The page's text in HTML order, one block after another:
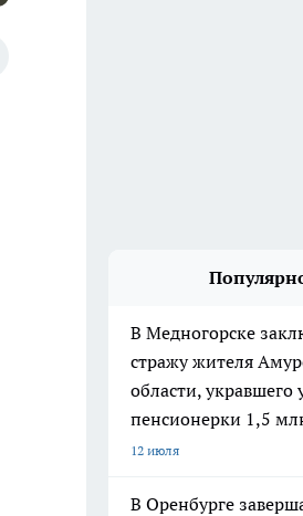
В Медногорске
стражу жителя
области, укравшего
пенсионерки 1,5
12 июля
В Оренбурге